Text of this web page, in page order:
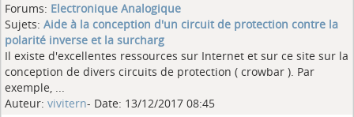
Forums: Electronique Analogique
Sujets: Aide à la conception d'un circuit de protection contre la
polarité inverse et la surcharg
Il existe d'excellentes ressources sur Internet et sur ce site sur la
conception de divers circuits de protection ( crowbar ). Par
exemple, ...
Auteur: vivitern- Date: 13/12/2017 08:45